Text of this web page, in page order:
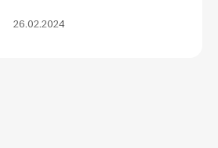
26.02.2024